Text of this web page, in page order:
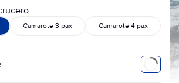
Camarote 3 pax Camarote 4 pax